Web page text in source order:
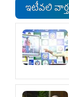
ఇటీవలి